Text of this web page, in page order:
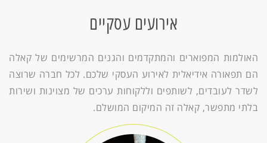
אירועים עסקיים
האולמות המפוארים והמתקדמים והגנים המרשימים של קאלה
הם תפאורה אידיאלית לאירוע העסקי שלכם. לכל חברה שרוצה
לשדר לעובדים, לשותפים וללקוחות ערכים של מצוינות ושירות
בלתי מתפשר, קאלה זה המיקום המושלם.